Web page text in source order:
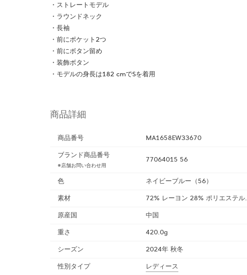
・ストレートモデル
・ラウンドネック
・長袖
・前にポケット2つ
・前にボタン留め
・装飾ボタン
・モデルの身長は182 cmでSを着用
商品詳細
商品番号
MA1658EW33670
ブランド商品番号
※店舗お問い合わせ用
77064015 56
色
ネイビーブルー（56）
素材
72% レーヨン 28% ポリエステル.
原産国
中国
重さ
420.0g
シーズン
2024年 秋冬
性別タイプ
レディース